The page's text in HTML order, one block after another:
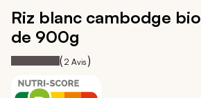
Galerie
Riz blanc cambodge bio
de 900g
Notation: 100
% of 100
( 2 Avis )